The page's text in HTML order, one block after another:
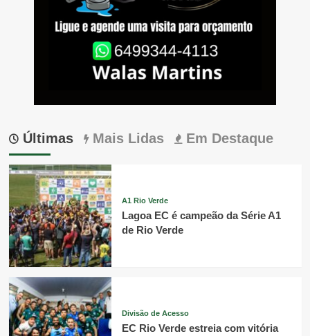
Últimas Mais Lidas Em Destaque
A1 Rio Verde
Lagoa EC é campeão da Série A1
de Rio Verde
Divisão de Acesso
EC Rio Verde estreia com vitória